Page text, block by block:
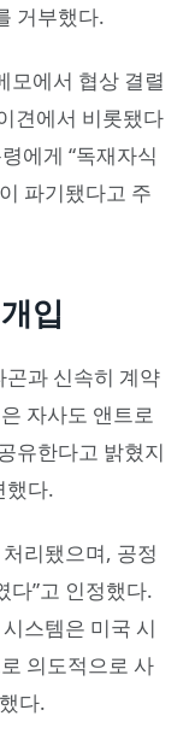
거부했다.
모에서 협상 결렬
견에서 비롯됐다
에게 “독재자식
파기됐다고 주
입
과 신속히 계약
자사도 앤트로
유한다고 밝혔지
했다.
리됐으며, 공정
다”고 인정했다.
스템은 미국 시
의도적으로 사
다.